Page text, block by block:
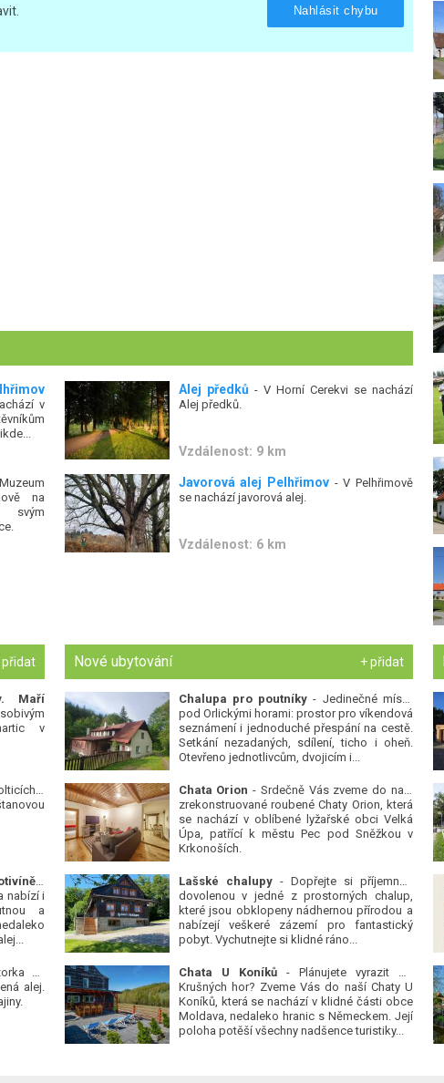
Nahlásit chybu
v
Alej předků- V Horní Cerekvi se nachází
Alej předků.
Vzdálenost: 9 km
na
svým
Javorová alej Pelhřimov- V Pelhřimově
se nachází javorová alej.
Vzdálenost: 6 km
přidat
Maří
v
v
Platanová alej u pivovaru v Protivíně
-
nabízí i
a
se
alej.
Nové ubytování + přidat
Chalupa pro poutníky - Jedinečné místo
pod Orlickými horami: prostor pro víkendová
seznámení i jednoduché přespání na cestě.
Setkání nezadaných, sdílení, ticho i oheň.
Otevřeno jednotlivcům, dvojicím i...
Chata Orion - Srdečně Vás zveme do naší
zrekonstruované roubené Chaty Orion, která
se nachází v oblíbené lyžařské obci Velká
Úpa, patřící k městu Pec pod Sněžkou v
Krkonoších.
Lašské chalupy- Dopřejte si příjemnou
dovolenou v jedné z prostorných chalup,
které jsou obklopeny nádhernou přírodou a
nabízejí veškeré zázemí pro fantastický
pobyt. Vychutnejte si klidné ráno...
Chata U Koníků- Plánujete vyrazit do
Krušných hor? Zveme Vás do naší Chaty U
Koníků, která se nachází v klidné části obce
Moldava, nedaleko hranic s Německem. Její
poloha potěší všechny nadšence turistiky...